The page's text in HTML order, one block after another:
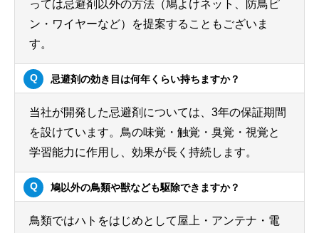
っては忌避剤以外の方法（鳩よけネット、防鳥ピ
ン・ワイヤーなど）を提案することもございま
す。
忌避剤の効き目は何年くらい持ちますか？
当社が開発した忌避剤については、3年の保証期間
を設けています。鳥の味覚・触覚・臭覚・視覚と
学習能力に作用し、効果が長く持続します。
鳩以外の鳥類や獣なども駆除できますか？
鳥類ではハトをはじめとして屋上・アンテナ・電